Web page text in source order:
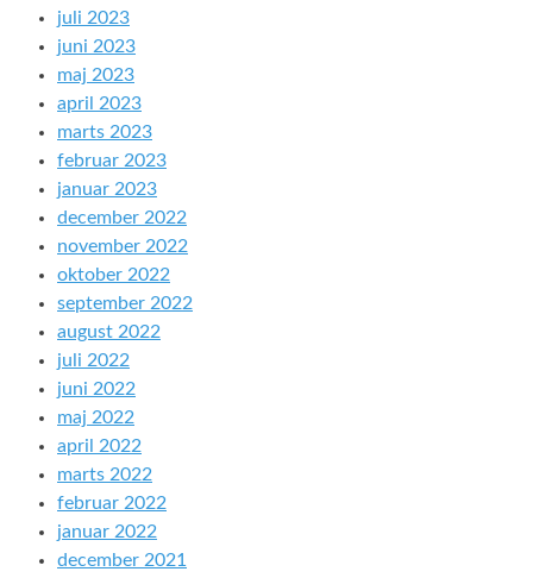
juli 2023
juni 2023
maj 2023
april 2023
marts 2023
februar 2023
januar 2023
december 2022
november 2022
oktober 2022
september 2022
august 2022
juli 2022
juni 2022
maj 2022
april 2022
marts 2022
februar 2022
januar 2022
december 2021